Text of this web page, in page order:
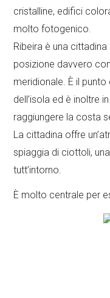
cristalline, edifici
molto fotogenico.
Ribeira è una
posizione davvero
meridionale. È il
dell’isola ed è inoltre
raggiungere la costa
La cittadina offre
spiaggia di ciottoli,
tutt’intorno.
È molto centrale per